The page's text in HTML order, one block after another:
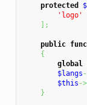
protected
'logo'
] ;
public
{
global
$langs
$this ->
}